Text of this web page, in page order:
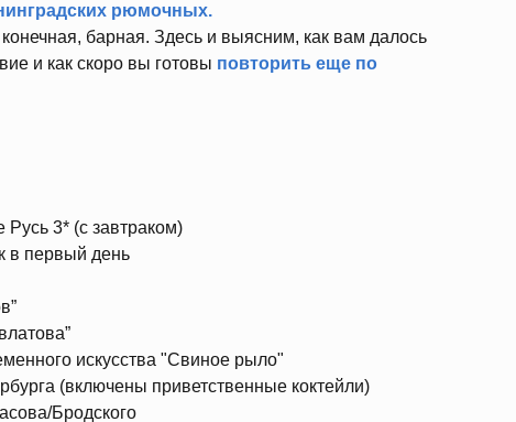
3* (с завтраком)
в первый день
искусства "Свиное рыло"
(включены приветственные коктейли)
Бродского
рюмочных.
барная. Здесь и выясним, как вам далось
и как скоро вы готовы повторить еще по